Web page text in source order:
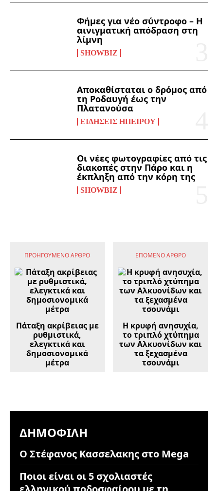
Φήμες για νέο σύντροφο – Η
αινιγματική απόδραση στη
λίμνη
SHOWBIZ
Αποκαθίσταται ο δρόμος από
τη Ροδαυγή έως την
Πλατανούσα
ΕΙΔΉΣΕΙΣ ΗΠΕΊΡΟΥ
Οι νέες φωτογραφίες από τις
διακοπές στην Πάρο και η
έκπληξη από την κόρη της
SHOWBIZ
ΠΡΟΗΓΟΎΜΕΝΟ ΆΡΘΡΟ
Πάταξη ακρίβειας με
ρυθμιστικά,
ελεγκτικά και
δημοσιονομικά
μέτρα
ΕΠΌΜΕΝΟ ΆΡΘΡΟ
Η κρυφή ανησυχία,
το τριπλό χτύπημα
των Αλκυονίδων και
τα ξεχασμένα
τσουνάμι
ΔΗΜΟΦΙΛΉ
Ο Στέφανος Κασσελακης στο Mega
Ποιοι είναι οι 5 σχολιαστές